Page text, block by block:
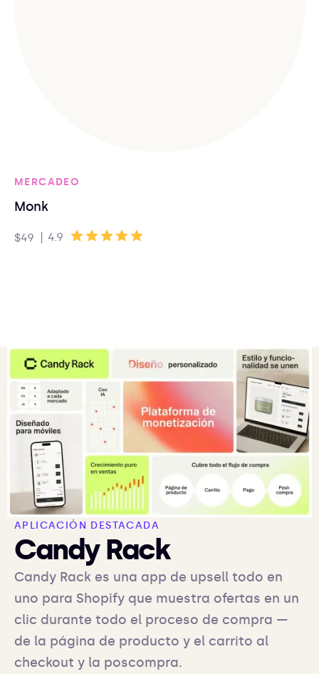
MERCADEO
Monk
$49 | 4.9
APLICACIÓN DESTACADA
Candy Rack
Candy Rack es una app de upsell todo en
uno para Shopify que muestra ofertas en un
clic durante todo el proceso de compra —
de la página de producto y el carrito al
checkout y la poscompra.